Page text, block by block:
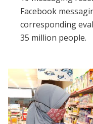
Facebook
corresponding
35 million people.